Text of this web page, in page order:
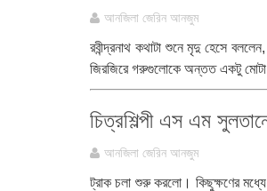
আনজিলা জেরিন আনজুম
রবীন্দ্রনাথ কথাটা শুনে মৃদু হেসে
জিরজিরে গরুগুলোকে অন্তত একটু মোটা
চিত্রশিল্পী এস এম
আনজিলা জেরিন আনজুম
ট্রাক চলা শুরু করলো। কিছুক্ষণের